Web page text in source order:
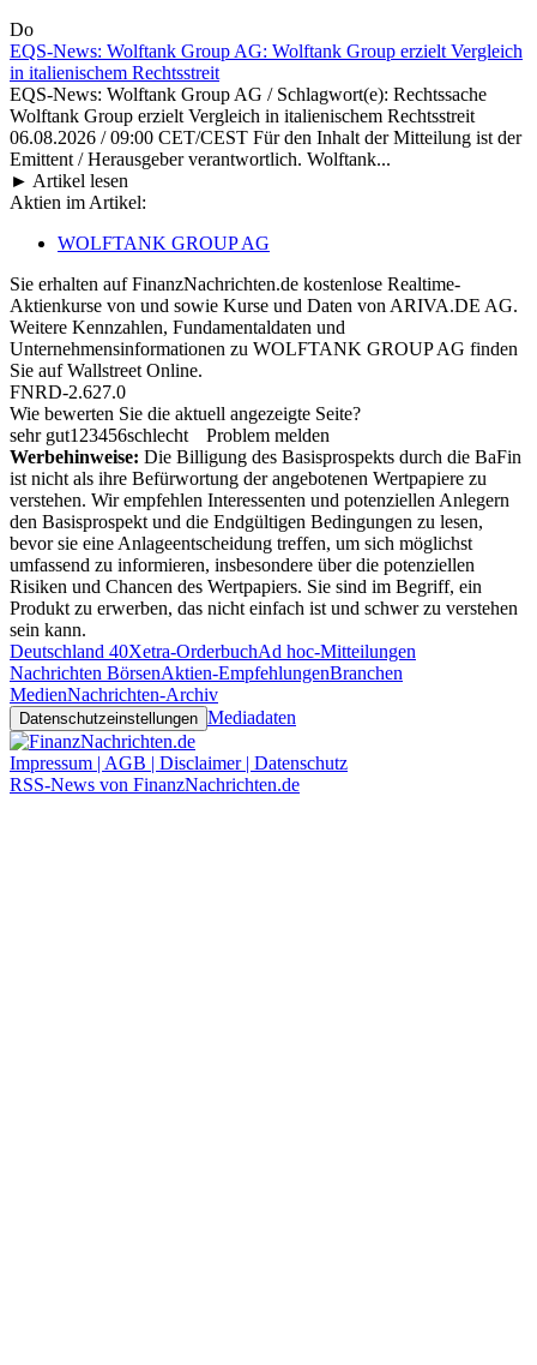
Do
EQS-News: Wolftank Group AG: Wolftank Group erzielt Vergleich
in italienischem Rechtsstreit
EQS-News: Wolftank Group AG / Schlagwort(e): Rechtssache
Wolftank Group erzielt Vergleich in italienischem Rechtsstreit
06.08.2026 / 09:00 CET/CEST Für den Inhalt der Mitteilung ist der
Emittent / Herausgeber verantwortlich. Wolftank...
► Artikel lesen
Aktien im Artikel:
WOLFTANK GROUP AG
Sie erhalten auf FinanzNachrichten.de kostenlose Realtime-
Aktienkurse von und sowie Kurse und Daten von ARIVA.DE AG.
Weitere Kennzahlen, Fundamentaldaten und
Unternehmensinformationen zu WOLFTANK GROUP AG finden
Sie aufWallstreet Online.
FNRD-2.627.0
Wie bewerten Sie die aktuell angezeigte Seite?
sehr gut1 23456schlecht
Problem melden
Werbehinweise: Die Billigung des Basisprospekts durch die BaFin
ist nicht als ihre Befürwortung der angebotenen Wertpapiere zu
verstehen. Wir empfehlen Interessenten und potenziellen Anlegern
den Basisprospekt und die Endgültigen Bedingungen zu lesen,
bevor sie eine Anlageentscheidung treffen, um sich möglichst
umfassend zu informieren, insbesondere über die potenziellen
Risiken und Chancen des Wertpapiers. Sie sind im Begriff, ein
Produkt zu erwerben, das nicht einfach ist und schwer zu verstehen
sein kann.
Deutschland 40Xetra-OrderbuchAd hoc-Mitteilungen
Nachrichten BörsenAktien-EmpfehlungenBranchen
MedienNachrichten-Archiv
Datenschutzeinstellungen Mediadaten
Impressum | AGB | Disclaimer | Datenschutz
RSS-News von FinanzNachrichten.de